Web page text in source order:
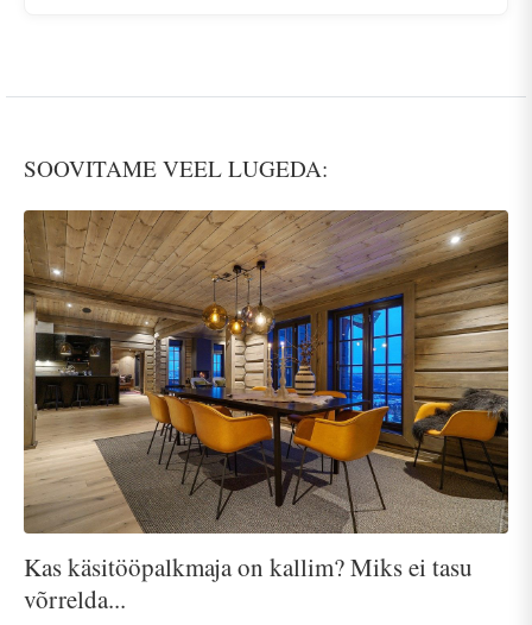
SOOVITAME VEEL LUGEDA:
Kas käsitööpalkmaja on kallim? Miks ei tasu
võrrelda...